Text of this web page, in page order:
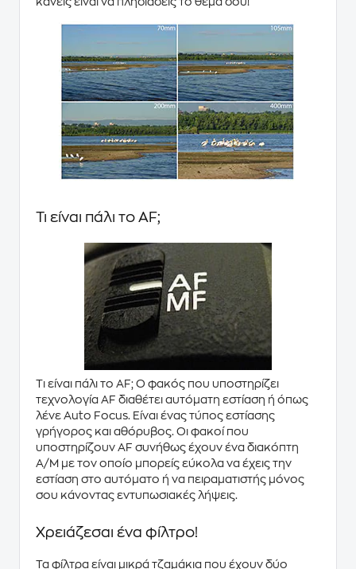
Τι είναι πάλι το AF;
Τι είναι πάλι το AF; Ο φακός που υποστηρίζει
τεχνολογία AF διαθέτει αυτόματη εστίαση ή όπως
λένε Auto Focus. Είναι ένας τύπος εστίασης
γρήγορος και αθόρυβος. Οι φακοί που
υποστηρίζουν AF συνήθως έχουν ένα διακόπτη
A/M με τον οποίο μπορείς εύκολα να έχεις την
εστίαση στο αυτόματο ή να πειραματιστής μόνος
σου κάνοντας εντυπωσιακές λήψεις.
Χρειάζεσαι ένα φίλτρο!
Τα φίλτρα είναι μικρά τζαμάκια που έχουν δύο